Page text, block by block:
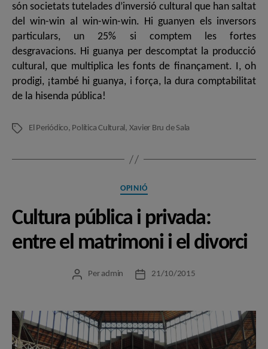
són societats tutelades d’inversió cultural que han saltat
del win-win al win-win-win. Hi guanyen els inversors
particulars, un 25% si comptem les fortes
desgravacions. Hi guanya per descomptat la producció
cultural, que multiplica les fonts de finançament. I, oh
prodigi, ¡també hi guanya, i força, la dura comptabilitat
de la hisenda pública!
EtiquetesEl Periódico, Política Cultural, Xavier Bru de Sala
Categories
OPINIÓ
Cultura pública i privada:
entre el matrimoni i el divorci
Autor
Per admin
Data21/10/2015